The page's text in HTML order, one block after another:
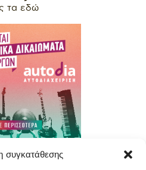
συγκατάθεσης
τα εδώ